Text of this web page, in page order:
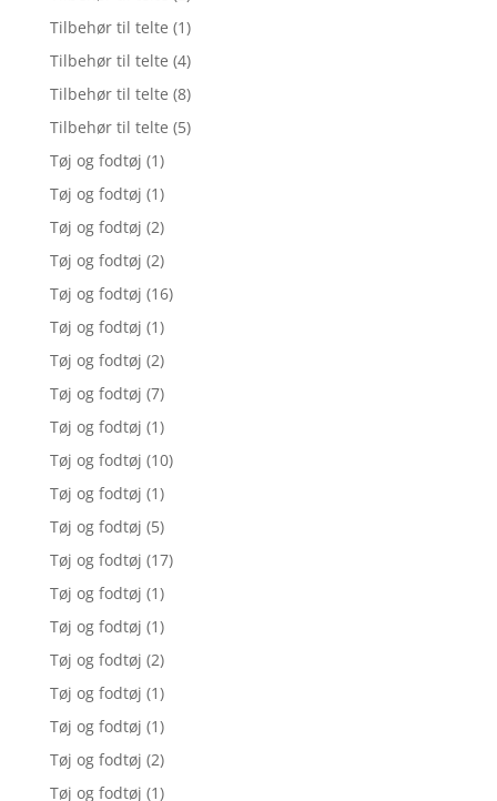
Tilbehør til telte (1)
Tilbehør til telte (4)
Tilbehør til telte (8)
Tilbehør til telte (5)
Tøj og fodtøj (1)
Tøj og fodtøj (1)
Tøj og fodtøj (2)
Tøj og fodtøj (2)
Tøj og fodtøj (16)
Tøj og fodtøj (1)
Tøj og fodtøj (2)
Tøj og fodtøj (7)
Tøj og fodtøj (1)
Tøj og fodtøj (10)
Tøj og fodtøj (1)
Tøj og fodtøj (5)
Tøj og fodtøj (17)
Tøj og fodtøj (1)
Tøj og fodtøj (1)
Tøj og fodtøj (2)
Tøj og fodtøj (1)
Tøj og fodtøj (1)
Tøj og fodtøj (2)
Tøj og fodtøj (1)